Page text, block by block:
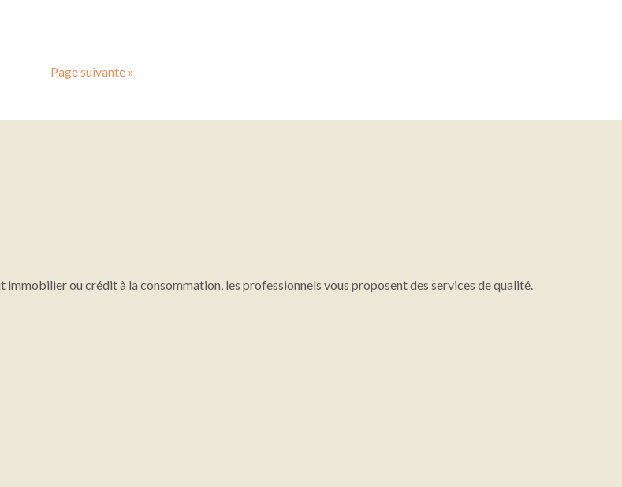
Page suivante »
ou crédit à la consommation, les professionnels vous proposent des services de qualité.